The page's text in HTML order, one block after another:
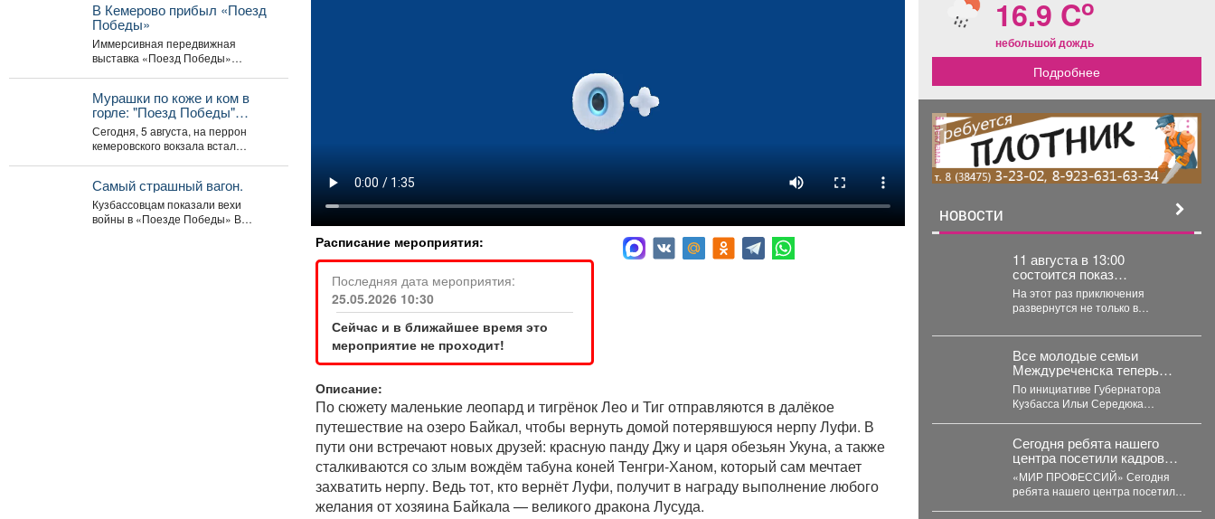
Расписание мероприятия:
Последняя дата мероприятия:
25.05.2026 10:30
Сейчас и в ближайшее время это
мероприятие не проходит!
Описание:
По сюжету маленькие леопард и тигрёнок Лео и Тиг отправляются в далёкое
путешествие на озеро Байкал, чтобы вернуть домой потерявшуюся нерпу Луфи. В
пути они встречают новых друзей: красную панду Джу и царя обезьян Укуна, а также
сталкиваются со злым вождём табуна коней Тенгри-Ханом, который сам мечтает
захватить нерпу. Ведь тот, кто вернёт Луфи, получит в награду выполнение любого
желания от хозяина Байкала — великого дракона Лусуда.
В Кемерово прибыл «Поезд
Победы»
Иммерсивная передвижная
выставка «Поезд Победы»
Торжественное...
Мурашки по коже и ком в
горле: "Поезд Победы"
приехал в Кемерово
Сегодня, 5 августа, на перрон
кемеровского вокзала встал
Самый страшный вагон.
Кузбассовцам показали вехи
войны в «Поезде Победы» В
16.9 Co
небольшой дождь
Подробнее
реклама
НОВОСТИ
11 августа в 13:00
состоится показ
двенадцатого
полнометражного
мультфильма из
знаменитой «богатырской»
и Пуп Земли» (2023).
На этот раз приключения
развернутся не только в
доисторические времена....
Все молодые семьи
Междуреченска теперь
могут бесплатно
пользоваться предметами
первой необходимости для
новорождённых.
По инициативе Губернатора
Кузбасса Ильи Середюка
Подробности далее.
Сегодня ребята нашего
центра посетили кадровый
центр «Работа России»
«МИР ПРОФЕССИЙ» Сегодня
ребята нашего центра посетили